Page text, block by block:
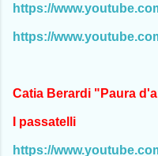
https://
https://
Catia Berardi "Paura
I passatelli
https://